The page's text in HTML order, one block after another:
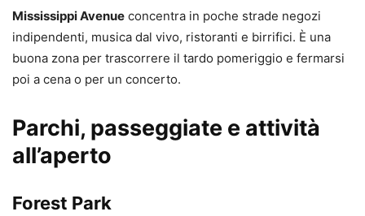
Mississippi Avenue concentra in poche strade negozi
indipendenti, musica dal vivo, ristoranti e birrifici. È una
buona zona per trascorrere il tardo pomeriggio e fermarsi
poi a cena o per un concerto.
Parchi, passeggiate e attività
all’aperto
Forest Park